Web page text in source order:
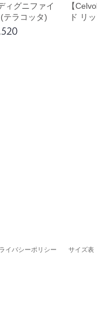
ィグニファイ
テラコッタ)
【
ド リ
イバシーポリシー サイズ表